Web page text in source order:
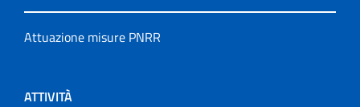
Attuazione misure PNRR
ATTIVITÀ